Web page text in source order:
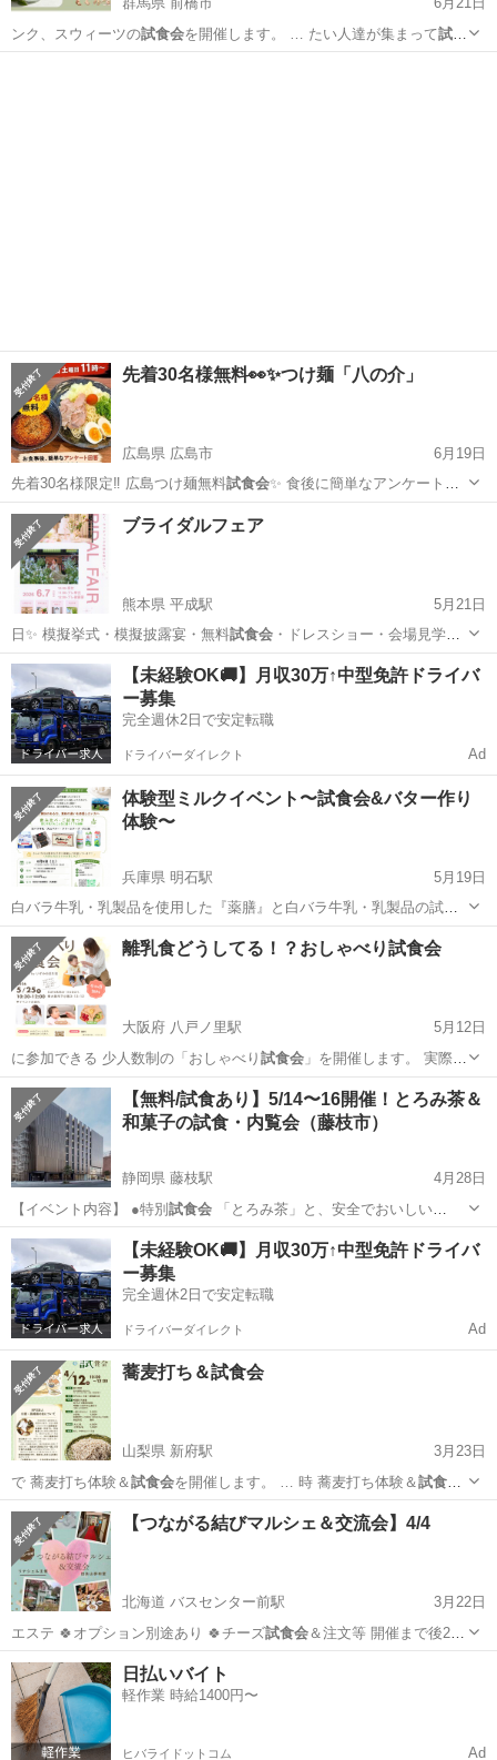
ンク、スウィーツの試食会を開催します。 … たい人達が集まって試食
会を開催します！ …
先着30名様無料👀✨つけ麺「八の介」
広島県 広島市
6月19日
先着30名様限定‼️ 広島つけ麺無料試食会✨ 食後に簡単なアンケートへ
ご協力い…
広島 広島市 キャンペーン
ブライダルフェア
熊本県 平成駅
5月21日
日✨ 模擬挙式・模擬披露宴・無料試食会・ドレスショー・会場見学な
ど、 実際…
熊本 熊本市 平成駅 コンサート/ショー 会場
【未経験OK🚚】月収30万↑中型免許ドライバ
ー募集
完全週休2日で安定転職
ドライバーダイレクト Ad
体験型ミルクイベント〜試食会&バター作り
体験〜
兵庫県 明石駅
5月19日
白バラ牛乳・乳製品を使用した『薬膳』と白バラ牛乳・乳製品の試
食・おはなし会 ６月６日（土）予約制 ※当日の販売はありません ※
ご参加は中学生以上を対象とさせていただきます
兵庫 明石市 明石駅 セミナー 試食会
離乳食どうしてる！？おしゃべり試食会
大阪府 八戸ノ里駅
5月12日
に参加できる 少人数制の「おしゃべり 試食会」を開催します。 実際に
試食をしなが…
大阪 東大阪市 八戸ノ里駅 離乳食
【無料/試食あり】5/14〜16開催！とろみ茶＆
和菓子の試食・内覧会（藤枝市）
静岡県 藤枝駅
4月28日
【イベント内容】 ●特別 試食会「とろみ茶」と、安全でおいしい
「や…
静岡 藤枝市 藤枝駅 その他 内覧会
【未経験OK🚚】月収30万↑中型免許ドライバ
ー募集
完全週休2日で安定転職
ドライバーダイレクト Ad
蕎麦打ち＆試食会
山梨県 新府駅
3月23日
で 蕎麦打ち体験＆試食会 を開催します。 … 時 蕎麦打ち体験＆試食会
星の時間（北杜市…
山梨 北杜市 新府駅 地域/お祭り 試食会
【つながる結びマルシェ＆交流会】4/4
北海道 バスセンター前駅
3月22日
エステ 🍀オプション別途あり 🍀チーズ試食会＆注文等 開催まで後2週
間切りました…
北海道 札幌市 バスセンター前駅
日払いバイト
軽作業 時給1400円〜
ヒバライドットコム Ad